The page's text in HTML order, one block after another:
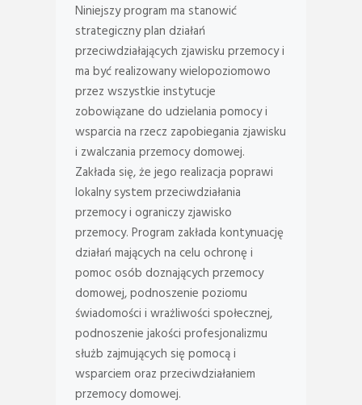
Niniejszy program ma stanowić
strategiczny plan działań
przeciwdziałających zjawisku przemocy i
ma być realizowany wielopoziomowo
przez wszystkie instytucje
zobowiązane do udzielania pomocy i
wsparcia na rzecz zapobiegania zjawisku
i zwalczania przemocy domowej.
Zakłada się, że jego realizacja poprawi
lokalny system przeciwdziałania
przemocy i ograniczy zjawisko
przemocy. Program zakłada kontynuację
działań mających na celu ochronę i
pomoc osób doznających przemocy
domowej, podnoszenie poziomu
świadomości i wrażliwości społecznej,
podnoszenie jakości profesjonalizmu
służb zajmujących się pomocą i
wsparciem oraz przeciwdziałaniem
przemocy domowej.